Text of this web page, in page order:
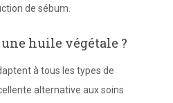
de sébum.
huile végétale ?
à tous les types de
alternative aux soins